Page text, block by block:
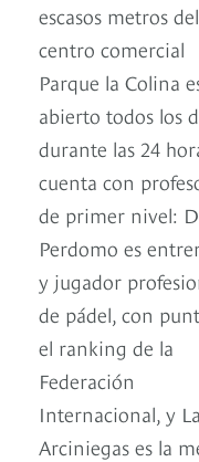
escasos metros del
centro comercial
Parque la Colina
abierto todos los
durante las 24
cuenta con
de primer nivel:
Perdomo es
y jugador
de pádel, con
el ranking de la
Federación
Internacional, y
Arciniegas es la